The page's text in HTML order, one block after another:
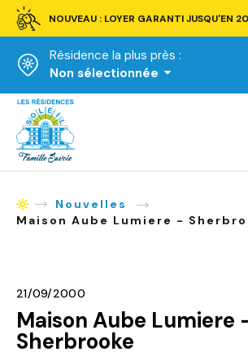
NOUVEAU : LOYER GARANTI JUSQU'EN
Résidence la plus près :
Non sélectionnée
Accueil
AccueilNouvelles
Maison Aube Lumiere -
21/09/2000
Maison Aube Lumiere
Sherbrooke